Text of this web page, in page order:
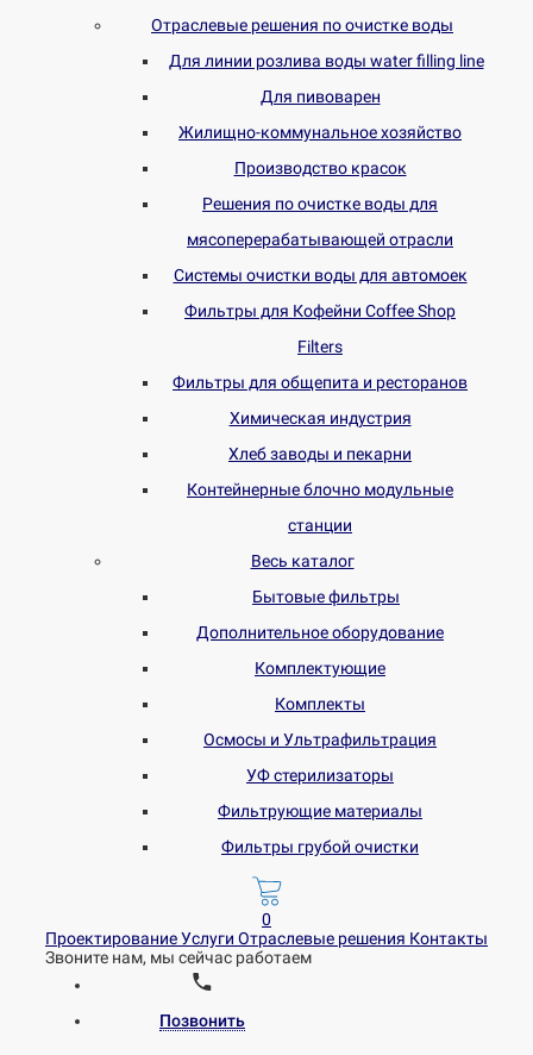
Отраслевые решения по очистке воды
Для линии розлива воды water filling line
Для пивоварен
Жилищно-коммунальное хозяйство
Производство красок
Решения по очистке воды для
мясоперерабатывающей отрасли
Системы очистки воды для автомоек
Фильтры для Кофейни Coffee Shop
Filters
Фильтры для общепита и ресторанов
Химическая индустрия
Хлеб заводы и пекарни
Контейнерные блочно модульные
станции
Весь каталог
Бытовые фильтры
Дополнительное оборудование
Комплектующие
Комплекты
Осмосы и Ультрафильтрация
УФ стерилизаторы
Фильтрующие материалы
Фильтры грубой очистки
0
ПроектированиеУслуги Отраслевые решения Контакты
Звоните нам, мы сейчас работаем
Позвонить